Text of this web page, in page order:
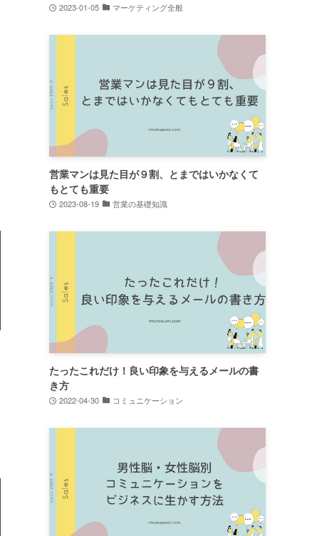
2023-01-05 マーケティング全般
営業マンは見た目が９割、とまではいかなくて
もとても重要
2023-08-19 営業の基礎知識
たったこれだけ！良い印象を与えるメールの書
き方
2022-04-30 コミュニケーション